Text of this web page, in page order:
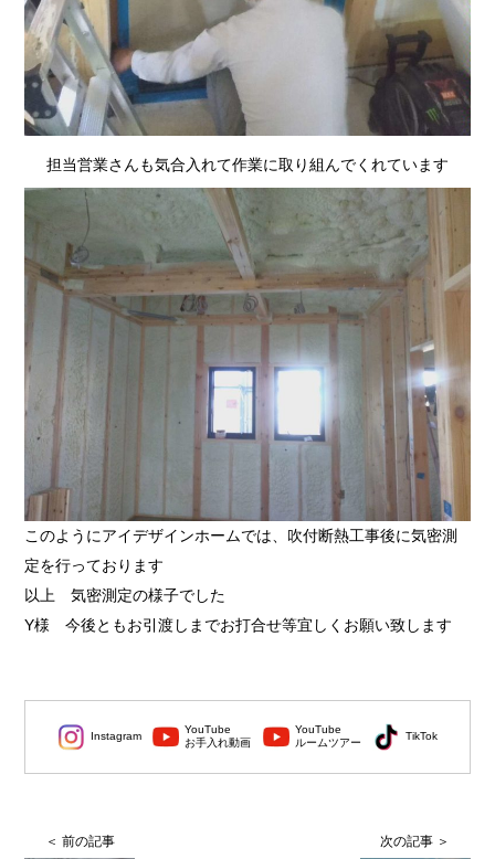
担当営業さんも気合入れて作業に取り組んでくれています
このようにアイデザインホームでは、吹付断熱工事後に気密測
定を行っております
以上 気密測定の様子でした
Y様 今後ともお引渡しまでお打合せ等宜しくお願い致します
Instagram
YouTube
お手入れ動画
YouTube
ルームツアー
TikTok